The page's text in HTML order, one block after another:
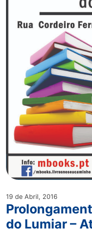
19 de Abril, 2016
do Lumiar –